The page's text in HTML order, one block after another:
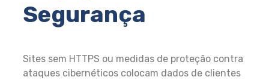
Segurança
Sites sem HTTPS ou medidas de proteção contra
ataques cibernéticos colocam dados de clientes